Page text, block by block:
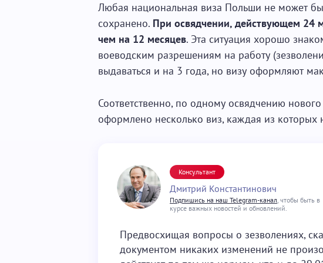
Любая национальная виза Польши не может
сохранено. При освядчении, действующем 24
чем на 12 месяцев. Эта ситуация хорошо
воеводским разрешениям на работу
выдаваться и на 3 года, но визу оформляют
Соответственно, по одному освядчению
оформлено несколько виз, каждая из
Консультант
Дмитрий Константинович
Подпишись на наш Telegram-канал, чтобы быть в
курсе важных новостей и обновлений.
Предвосхищая вопросы о зезволениях,
документом никаких изменений не